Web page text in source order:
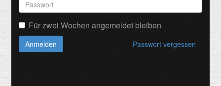
Für zwei Wochen angemeldet bleiben
Anmelden Passwort vergessen